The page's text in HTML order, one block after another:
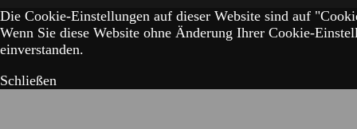
Die Cookie-Einstellungen auf dieser Website sind auf
Wenn Sie diese Website ohne Änderung Ihrer Cookie-
einverstanden.
Schließen